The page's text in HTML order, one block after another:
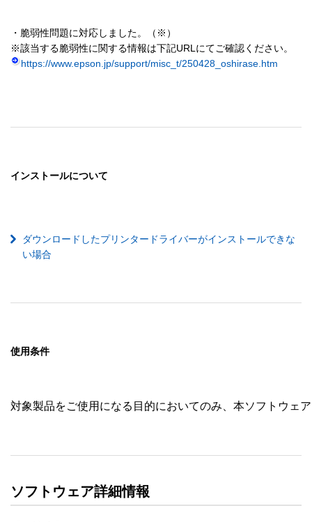
・脆弱性問題に対応しました。（※）
https://www.epson.jp/support/misc_t/250428_oshirase.htm
インストールについて
ダウンロードしたプリンタードライバーがインストールできな
い場合
使用条件
対象製品をご使用になる目的においてのみ、本ソフトウェ
ソフトウェア詳細情報